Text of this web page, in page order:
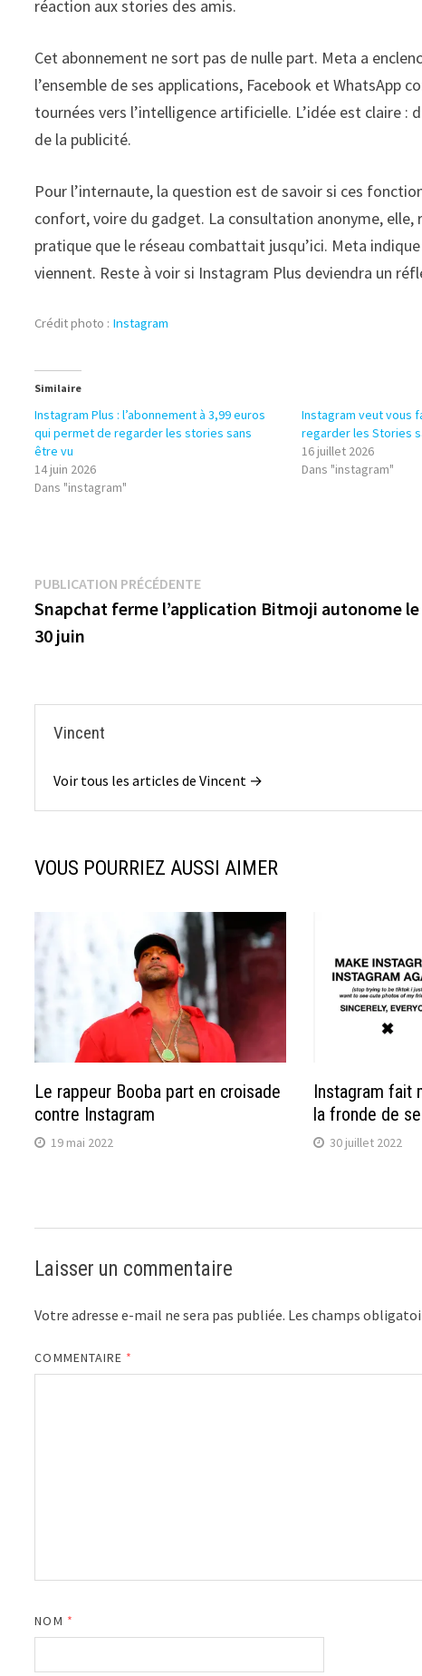
réaction aux stories des amis.
Cet abonnement ne sort pas de nulle part. Meta a
l’ensemble de ses applications, Facebook et WhatsApp
tournées vers l’intelligence artificielle. L’idée est claire :
de la publicité.
Pour l’internaute, la question est de savoir si ces
confort, voire du gadget. La consultation anonyme,
pratique que le réseau combattait jusqu’ici. Meta
viennent. Reste à voir si Instagram Plus deviendra un
Crédit photo : Instagram
Similaire
Instagram Plus : l’abonnement à 3,99 euros
qui permet de regarder les stories sans
être vu
14 juin 2026
Dans "instagram"
Instagram veut vous
regarder les Stories
16 juillet 2026
Dans "instagram"
Navigation
de
l’article
PUBLICATION PRÉCÉDENTEPublication
précédente :
Snapchat ferme l’application Bitmoji autonome le
30 juin
Vincent
Voir tous les articles de Vincent →
VOUS POURRIEZ AUSSI AIMER
Le rappeur Booba part en croisade
contre Instagram
19 mai 2022
Instagram fait
la fronde de
30 juillet 2022
Laisser un commentaire
Votre adresse e-mail ne sera pas publiée. Les champs
COMMENTAIRE *
NOM *